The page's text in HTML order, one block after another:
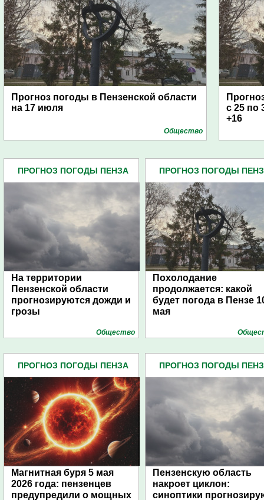
Прогноз погоды в Пензенской области
на 17 июля
Общество
с 25 по
+16
ПРОГНОЗ ПОГОДЫ ПЕНЗА
На территории
Пензенской области
прогнозируются дожди и
грозы
Общество
ПРОГНОЗ ПОГОДЫ
Похолодание
продолжается: какой
будет погода в Пензе
мая
ПРОГНОЗ ПОГОДЫ ПЕНЗА
Магнитная буря 5 мая
2026 года: пензенцев
предупредили о мощных
ПРОГНОЗ ПОГОДЫ
Пензенскую область
накроет циклон:
синоптики